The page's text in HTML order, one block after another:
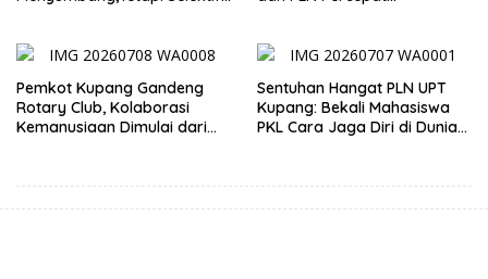
Pemkot Kupang Gandeng
Rotary Club, Kolaborasi
Kemanusiaan Dimulai dari
Sentuhan Hangat PLN UPT
Kupang: Bekali Mahasiswa
PKL Cara Jaga Diri di Dunia